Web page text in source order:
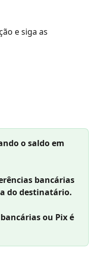
e siga as
o saldo em
bancárias
do destinatário.
ou Pix é